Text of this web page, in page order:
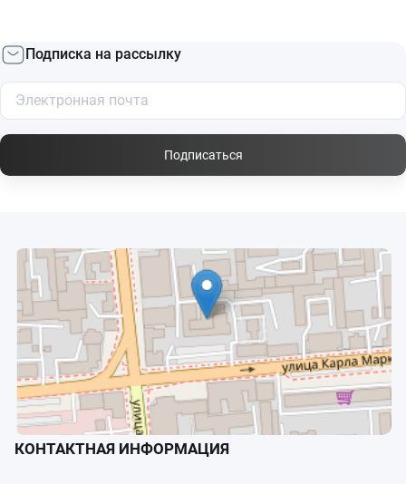
Подписка на рассылку
Подписаться
КОНТАКТНАЯ ИНФОРМАЦИЯ